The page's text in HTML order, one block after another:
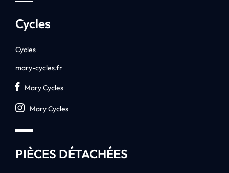
Cycles
Cycles
mary-cycles.fr
Mary Cycles
Mary Cycles
PIÈCES DÉTACHÉES